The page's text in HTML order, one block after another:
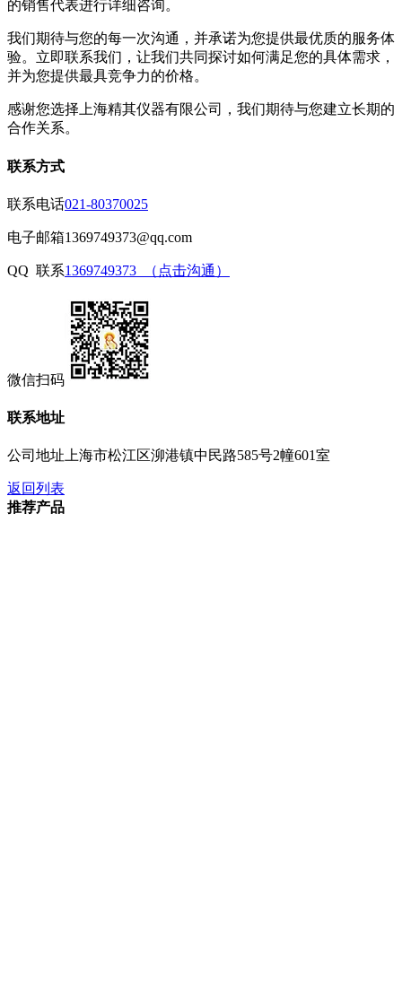
的销售代表进行详细咨询。
我们期待与您的每一次沟通，并承诺为您提供最优质的服务体
验。立即联系我们，让我们共同探讨如何满足您的具体需求，
并为您提供最具竞争力的价格。
感谢您选择上海精其仪器有限公司，我们期待与您建立长期的
合作关系。
联系方式
联系电话021-80370025
电子邮箱1369749373@qq.com
QQ 联系1369749373 （点击沟通）
微信扫码
联系地址
公司地址上海市松江区泖港镇中民路585号2幢601室
返回列表
推荐产品